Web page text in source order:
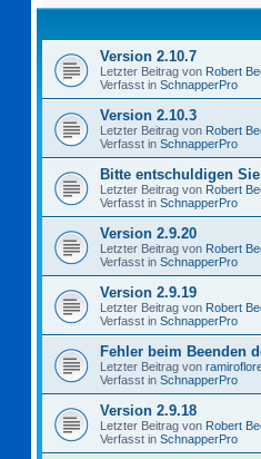
Version 2.10.7
Letzter Beitrag von Robert
Verfasst in SchnapperPro
Version 2.10.3
Letzter Beitrag von Robert
Verfasst in SchnapperPro
Bitte entschuldigen
Letzter Beitrag von Robert
Verfasst in SchnapperPro
Version 2.9.20
Letzter Beitrag von Robert
Verfasst in SchnapperPro
Version 2.9.19
Letzter Beitrag von Robert
Verfasst in SchnapperPro
Fehler beim Beenden
Letzter Beitrag von
Verfasst in SchnapperPro
Version 2.9.18
Letzter Beitrag von Robert
Verfasst in SchnapperPro